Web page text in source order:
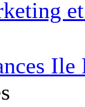
Ile